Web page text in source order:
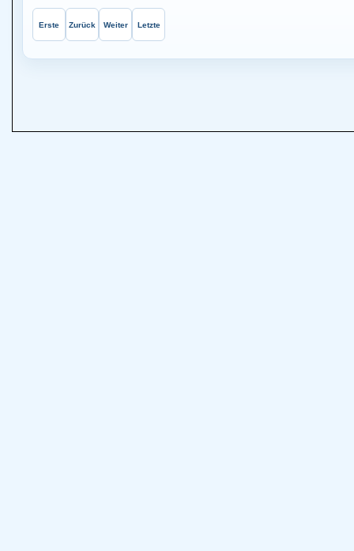
Erste Zurück Weiter Letzte